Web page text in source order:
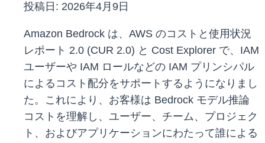
投稿日: 2026年4月9日
Amazon Bedrock は、AWS のコストと使用状況
レポート 2.0 (CUR 2.0) と Cost Explorer で、IAM
ユーザーや IAM ロールなどの IAM プリンシパル
によるコスト配分をサポートするようになりまし
た。これにより、お客様は Bedrock モデル推論
コストを理解し、ユーザー、チーム、プロジェク
ト、およびアプリケーションにわたって誰による